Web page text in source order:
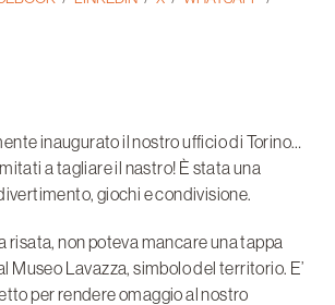
inaugurato il nostro ufficio di Torino…
a tagliare il nastro! È stata una
giochi e condivisione.
risata, non poteva mancare una tappa
Museo Lavazza, simbolo del territorio. E’
per rendere omaggio al nostro